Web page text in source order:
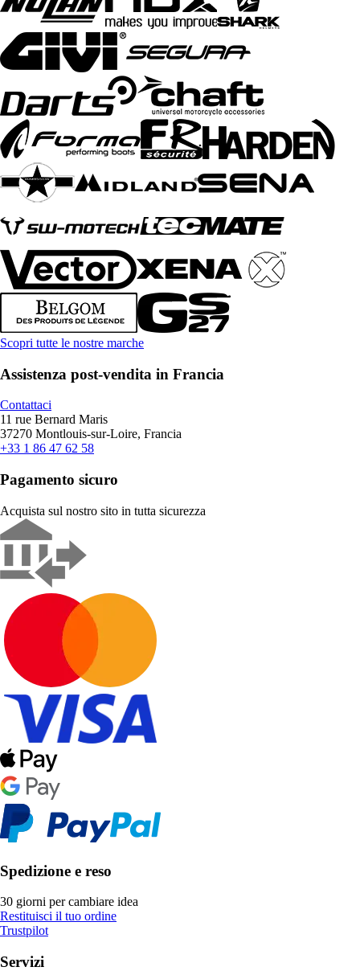
Scopri tutte le nostre marche
Assistenza post-vendita in Francia
Contattaci
11 rue Bernard Maris
37270 Montlouis-sur-Loire, Francia
+33 1 86 47 62 58
Pagamento sicuro
Acquista sul nostro sito in tutta sicurezza
Spedizione e reso
30 giorni per cambiare idea
Restituisci il tuo ordine
Trustpilot
Servizi